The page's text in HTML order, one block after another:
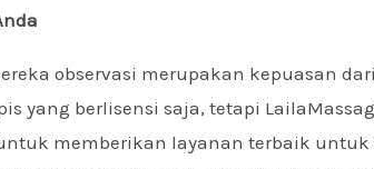
observasi merupakan kepuasan dari
yang berlisensi saja, tetapi
memberikan layanan terbaik untuk